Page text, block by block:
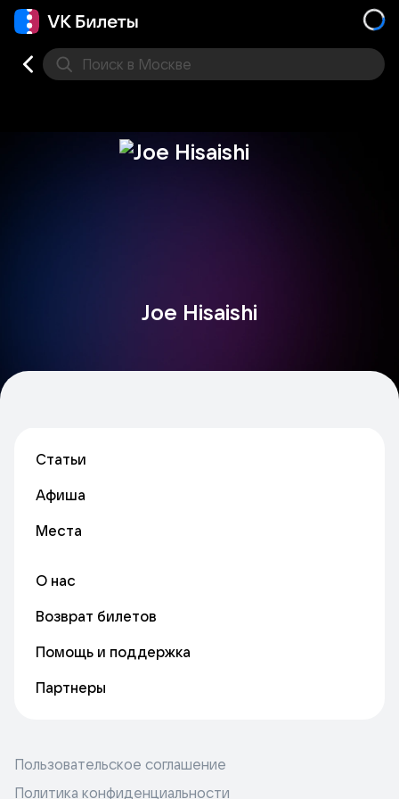
Поиск в Москве
Joe Hisaishi
Статьи
Афиша
Места
О нас
Возврат билетов
Помощь и поддержка
Партнеры
Пользовательское соглашение
Политика конфиденциальности